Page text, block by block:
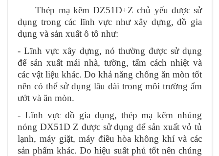
Thép mạ kẽm DZ51D+Z chủ yếu được sử
dụng trong các lĩnh vực như xây dựng, đồ gia
dụng và sản xuất ô tô như:
- Lĩnh vực xây dựng, nó thường được sử dụng
để sản xuất mái nhà, tường, tấm cách nhiệt và
các vật liệu khác. Do khả năng chống ăn mòn tốt
nên có thể sử dụng lâu dài trong môi trường ẩm
ướt và ăn mòn.
- Lĩnh vực đồ gia dụng, thép mạ kẽm nhúng
nóng DX51D Z được sử dụng để sản xuất vỏ tủ
lạnh, máy giặt, máy điều hòa không khí và các
sản phẩm khác. Do hiệu suất phủ tốt nên chúng